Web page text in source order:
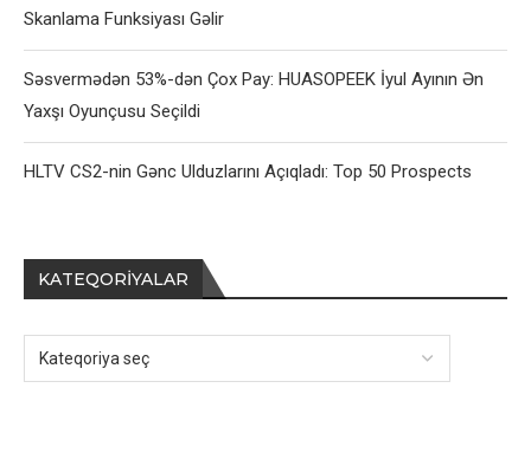
Skanlama Funksiyası Gəlir
Səsvermədən 53%-dən Çox Pay: HUASOPEEK İyul Ayının Ən
Yaxşı Oyunçusu Seçildi
HLTV CS2-nin Gənc Ulduzlarını Açıqladı: Top 50 Prospects
KATEQORIYALAR